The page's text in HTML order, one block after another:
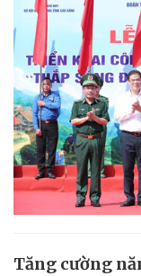
Tăng cường